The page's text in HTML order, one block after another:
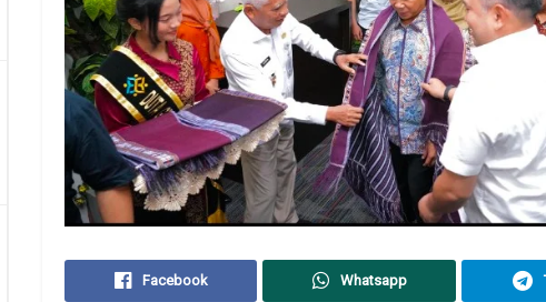
Facebook Whatsapp